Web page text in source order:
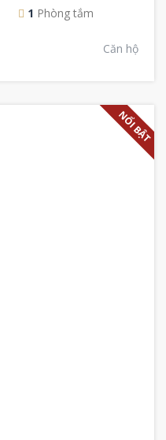
1 Phòng tắm
Căn hộ
NỔI BẬT